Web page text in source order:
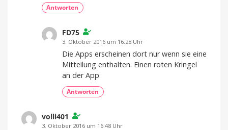
Antworten
FD75
3. Oktober 2016 um 16:28 Uhr
Die Apps erscheinen dort nur wenn sie eine
Mitteilung enthalten. Einen roten Kringel
an der App
Antworten
volli401
3. Oktober 2016 um 16:48 Uhr